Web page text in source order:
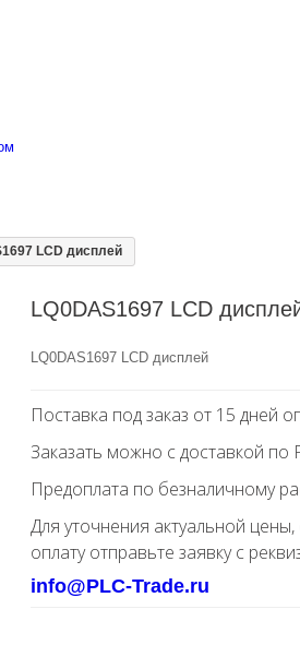
LCD дисплей
LQ0DAS1697 LCD
LQ0DAS1697 LCD дисплей
Поставка под заказ от 15 дней
Заказать можно с доставкой по
Предоплата по безналичному
Для уточнения актуальной
оплату отправьте заявку с
info@PLC-Trade.ru